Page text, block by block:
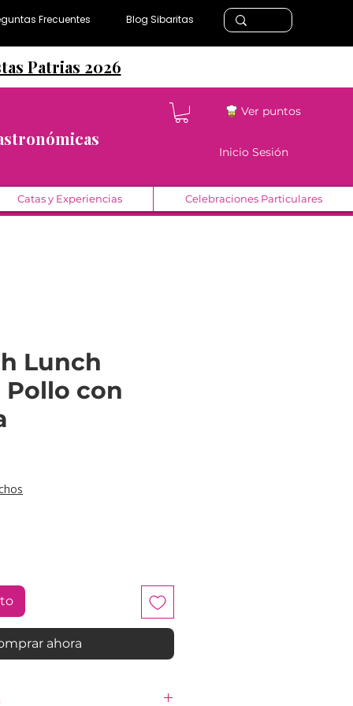
Frecuentes Blog Sibaritas
Patrias 2026
Ver puntos
Inicio Sesión
Catas y Experiencias Celebraciones Particulares
Lunch
con
ahora